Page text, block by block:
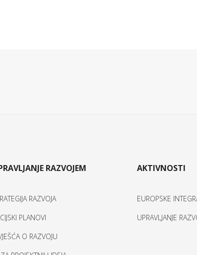
RAZVOJEM
RAZVOJA
PLANOVI
O RAZVOJU
AKTIVNOSTI
EUROPSKE
UPRAVLJANJE